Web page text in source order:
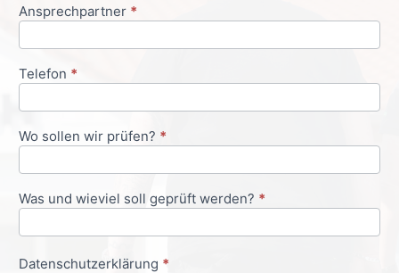
Ansprechpartner *
Telefon *
Wo sollen wir prüfen? *
Was und wieviel soll geprüft werden? *
Datenschutzerklärung *